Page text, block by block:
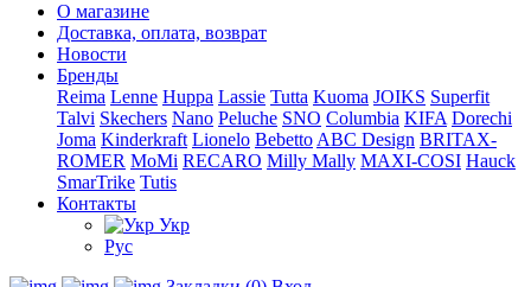
О магазине
Доставка, оплата, возврат
Новости
Бренды
Reima Lenne Huppa Lassie Tutta Kuoma JOIKS Superfit
Talvi Skechers Nano Peluche SNO Columbia KIFA Dorechi
Joma Kinderkraft Lionelo Bebetto ABC Design BRITAX-
ROMER MoMi RECARO Milly Mally MAXI-COSI Hauck
SmarTrike Tutis
Контакты
Укр
Рус